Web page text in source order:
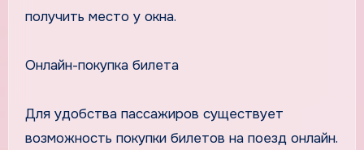
получить место у окна.
Онлайн-покупка билета
Для удобства пассажиров существует
возможность покупки билетов на поезд онлайн.